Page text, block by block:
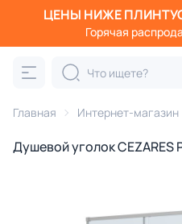
ЦЕНЫ НИЖЕ
Горячая
Главная Интернет-магазин
Душевой уголок CEZARES